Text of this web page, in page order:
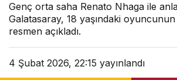
Genç orta saha Renato Nhaga ile
Galatasaray, 18 yaşındaki
resmen açıkladı.
4 Şubat 2026, 22:15 yayınlandı